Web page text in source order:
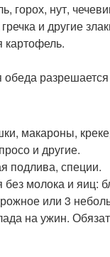
горох, нут,
и другие
разрешается
макароны,
и другие.
подлива, специи.
молока и яиц:
или 3
на ужин.